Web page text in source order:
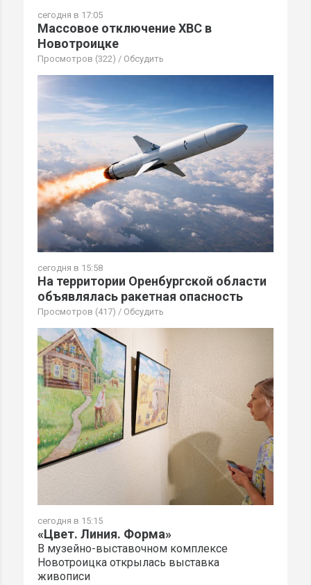
сегодня в 17:05
Массовое отключение ХВС в
Новотроицке
Просмотров (322) / Обсудить
сегодня в 15:58
На территории Оренбургской области
объявлялась ракетная опасность
Просмотров (417) / Обсудить
сегодня в 15:15
«Цвет. Линия. Форма»
В музейно-выставочном комплексе
Новотроицка открылась выставка
живописи